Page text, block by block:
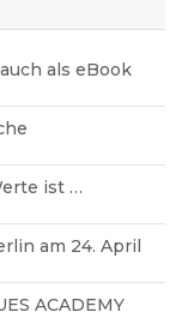
als eBook
ist …
am 24. April
ACADEMY